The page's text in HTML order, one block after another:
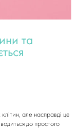
та
але насправді це
до простого